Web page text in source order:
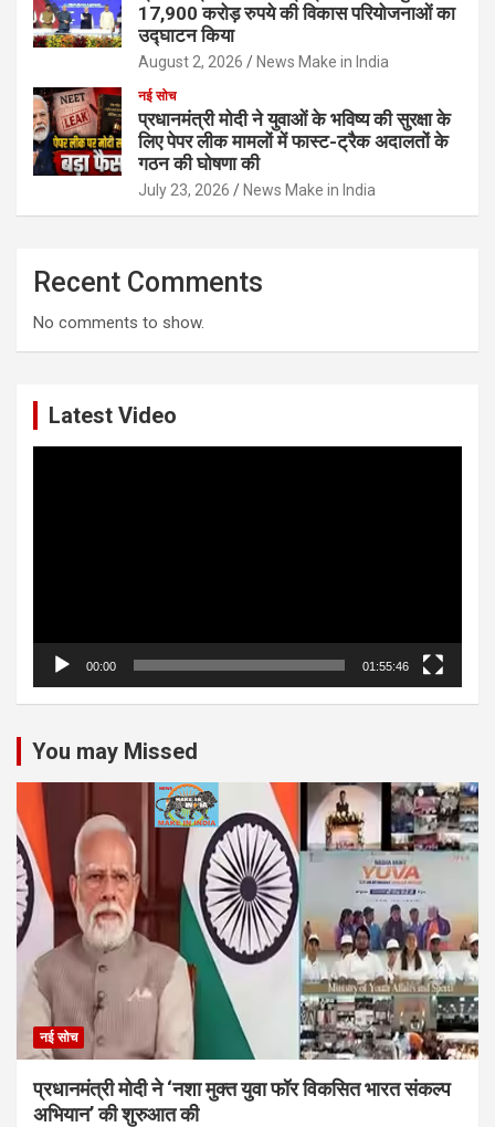
17,900 करोड़ रुपये की विकास परियोजनाओं का
उद्घाटन किया
August 2, 2026 News Make in India
नई सोच
प्रधानमंत्री मोदी ने युवाओं के भविष्य की सुरक्षा के
लिए पेपर लीक मामलों में फास्ट-ट्रैक अदालतों के
गठन की घोषणा की
July 23, 2026 News Make in India
Recent Comments
No comments to show.
Latest Video
00:00 01:55:46
You may Missed
नई सोच
प्रधानमंत्री मोदी ने ‘नशा मुक्त युवा फॉर विकसित भारत संकल्प
अभियान’ की शुरुआत की